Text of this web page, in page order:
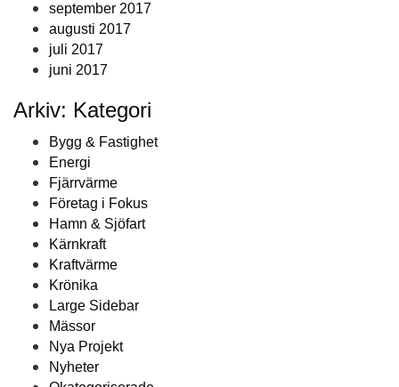
september 2017
augusti 2017
juli 2017
juni 2017
Arkiv: Kategori
Bygg & Fastighet
Energi
Fjärrvärme
Företag i Fokus
Hamn & Sjöfart
Kärnkraft
Kraftvärme
Krönika
Large Sidebar
Mässor
Nya Projekt
Nyheter